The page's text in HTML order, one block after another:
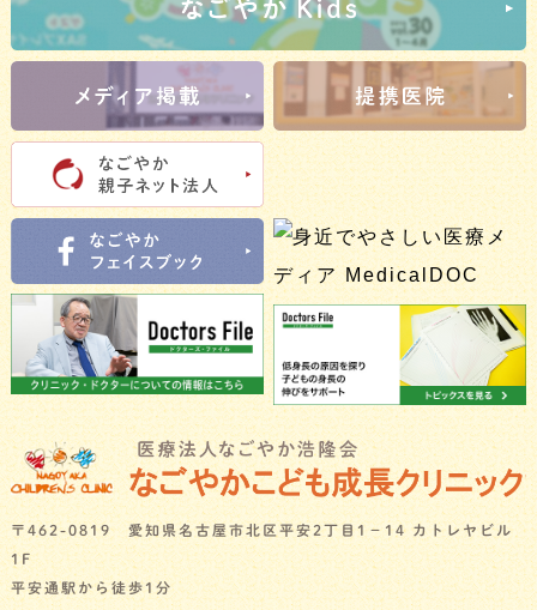
〒462-0819 愛知県名古屋市北区平安2丁目1－14 カトレヤビル
1F
平安通駅から徒歩1分